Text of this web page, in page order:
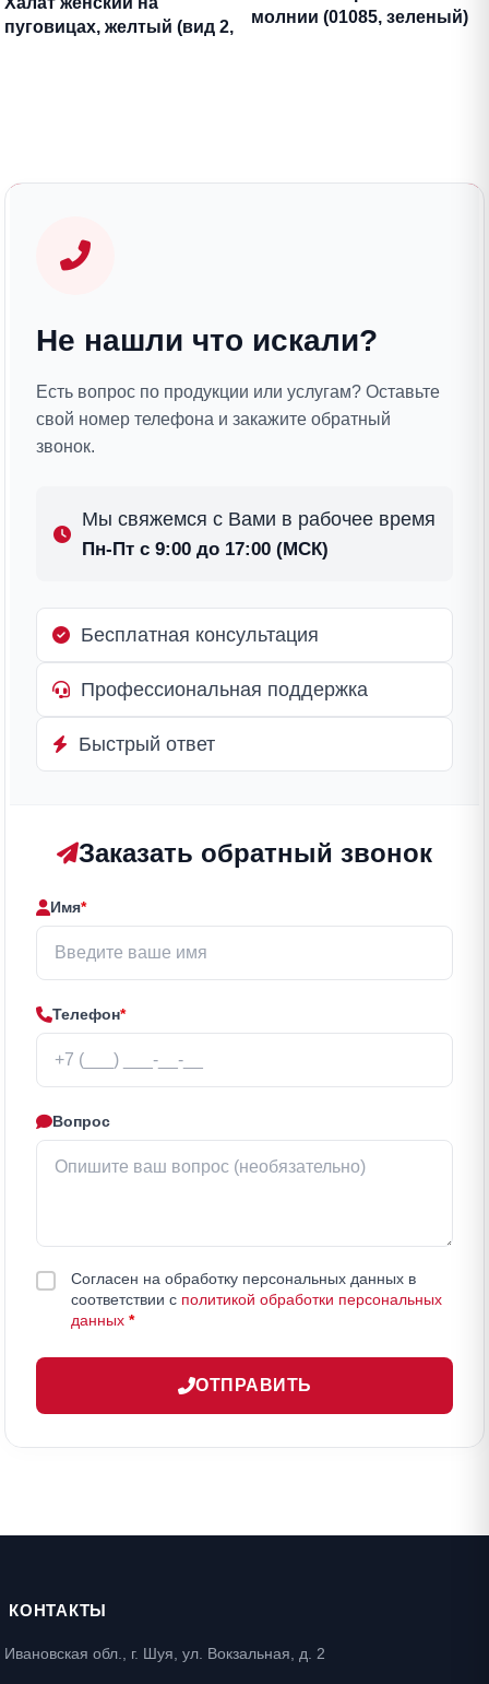
пуговицах, желтый (вид 2,
молнии (01085, зеленый)
Не нашли что искали?
Есть вопрос по продукции или услугам? Оставьте
свой номер телефона и закажите обратный
звонок.
Мы свяжемся с Вами в рабочее время
Пн-Пт с 9:00 до 17:00 (МСК)
Бесплатная консультация
Профессиональная поддержка
Быстрый ответ
Заказать обратный звонок
Имя*
Телефон*
Вопрос
Согласен на обработку персональных данных в
соответствии с политикой обработки персональных
данных *
ОТПРАВИТЬ
КОНТАКТЫ
Ивановская обл., г. Шуя, ул. Вокзальная, д. 2